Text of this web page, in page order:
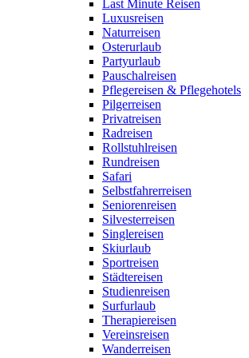
Last Minute Reisen
Luxusreisen
Naturreisen
Osterurlaub
Partyurlaub
Pauschalreisen
Pflegereisen & Pflegehotels
Pilgerreisen
Privatreisen
Radreisen
Rollstuhlreisen
Rundreisen
Safari
Selbstfahrerreisen
Seniorenreisen
Silvesterreisen
Singlereisen
Skiurlaub
Sportreisen
Städtereisen
Studienreisen
Surfurlaub
Therapiereisen
Vereinsreisen
Wanderreisen